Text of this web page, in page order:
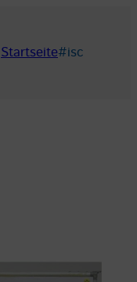
Startseite#isc